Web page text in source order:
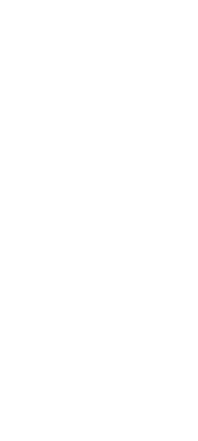
&& $4 && $5 && $6)",